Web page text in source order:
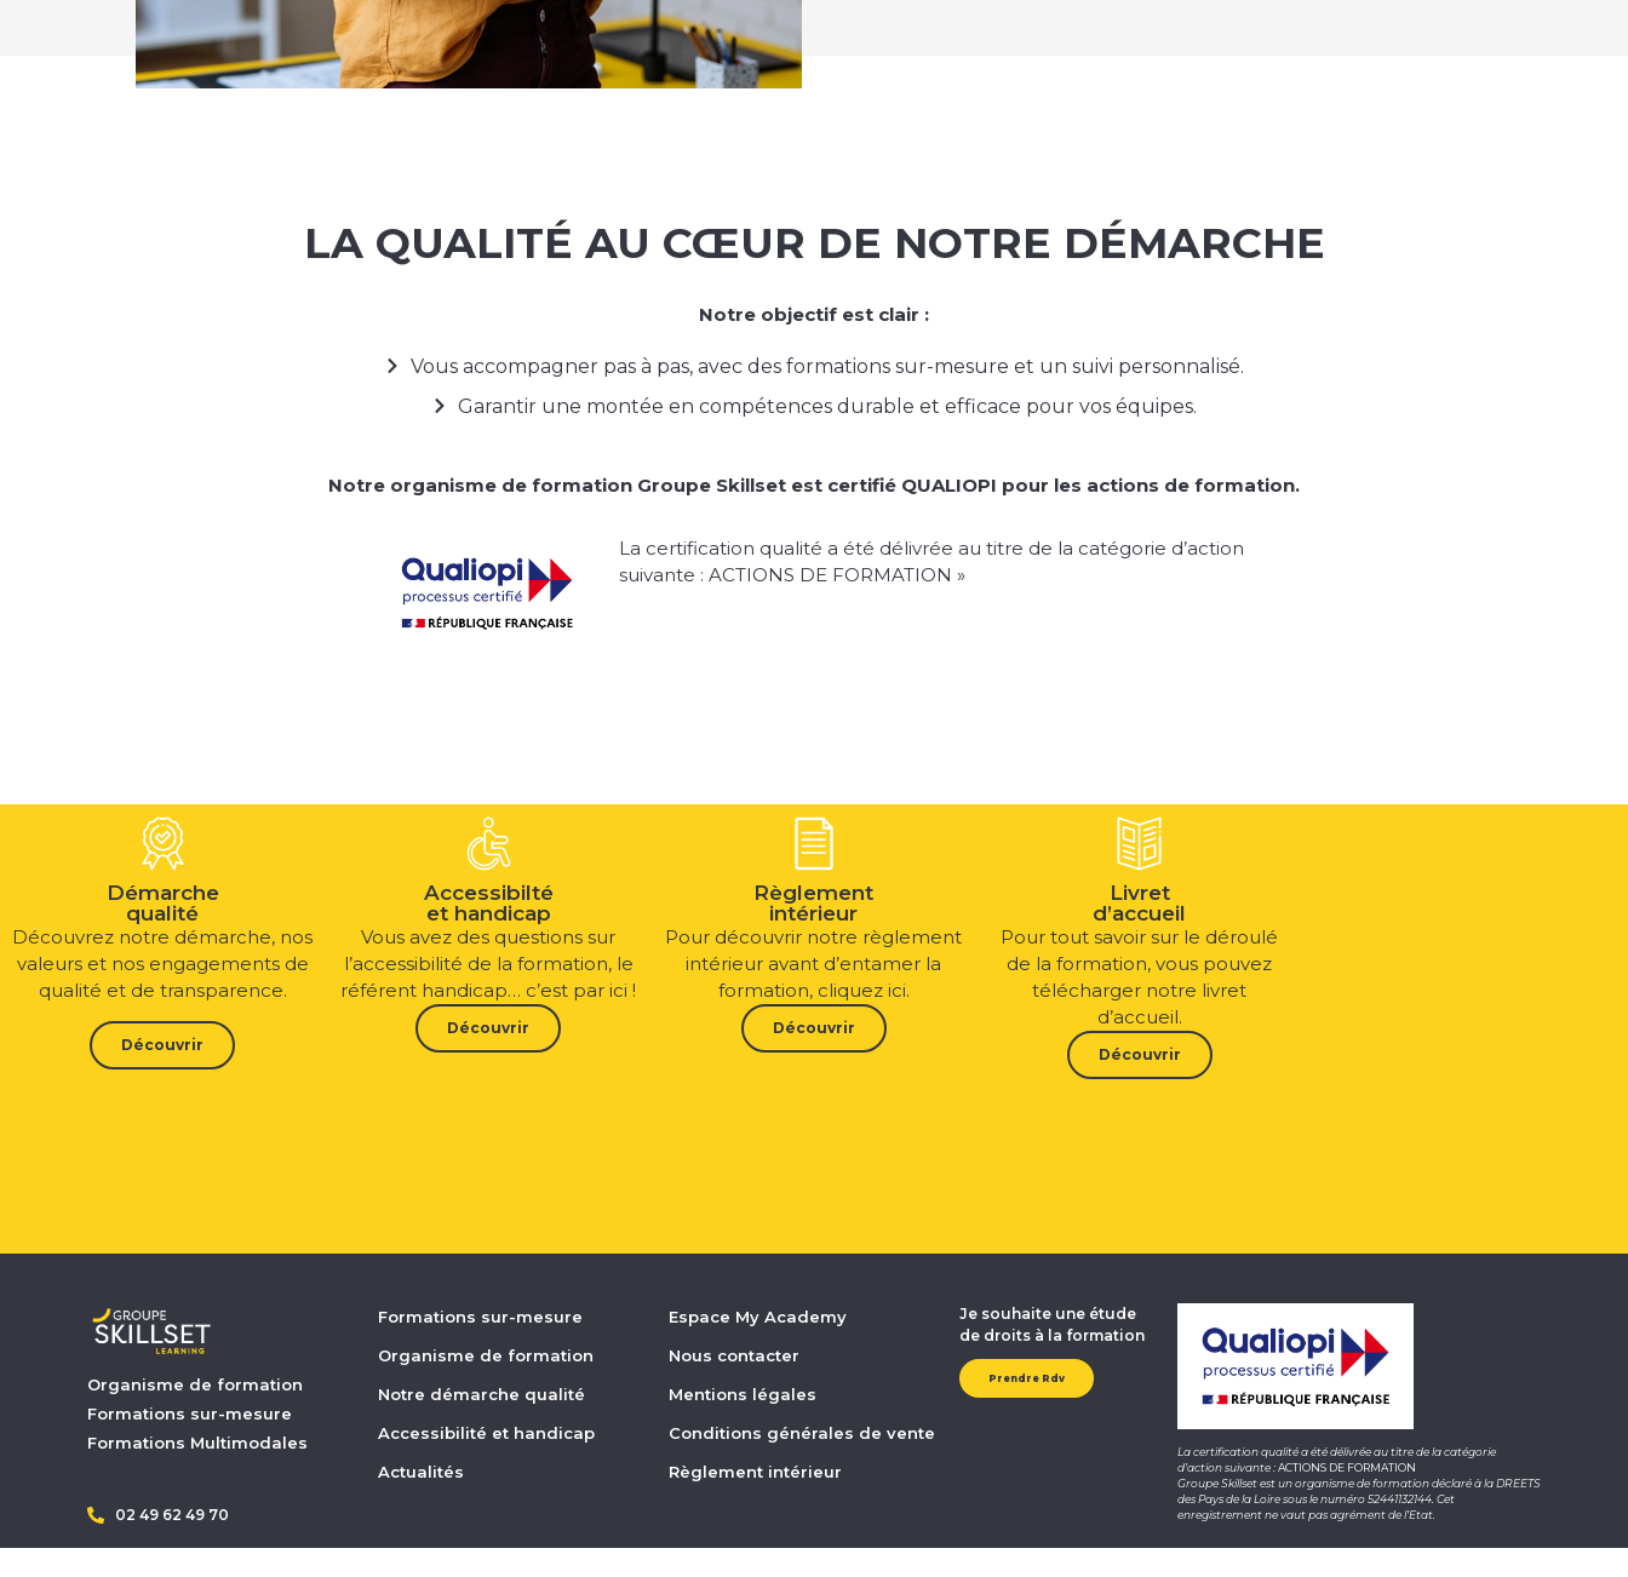
LA QUALITÉ AU CŒUR DE NOTRE DÉMARCHE
Notre objectif est clair :
Vous accompagner pas à pas, avec des formations sur-mesure et un suivi personnalisé.
Garantir une montée en compétences durable et efficace pour vos équipes.
Notre organisme de formation Groupe Skillset est certifié QUALIOPI pour les actions de formation.
La certification qualité a été délivrée au titre de la catégorie d’action
suivante : ACTIONS DE FORMATION »
Démarche
qualité
Découvrez notre démarche, nos
valeurs et nos engagements de
qualité et de transparence.
Découvrir
Accessibilté
et handicap
Vous avez des questions sur
l’accessibilité de la formation, le
référent handicap… c’est par ici !
Découvrir
Règlement
intérieur
Pour découvrir notre règlement
intérieur avant d’entamer la
formation, cliquez ici.
Découvrir
Livret
d’accueil
Pour tout savoir sur le déroulé
de la formation, vous pouvez
télécharger notre livret
d’accueil.
Découvrir
Organisme de formation
Formations sur-mesure
Formations Multimodales
02 49 62 49 70
Formations sur-mesure
Organisme de formation
Notre démarche qualité
Accessibilité et handicap
Actualités
Espace My Academy
Nous contacter
Mentions légales
Conditions générales de vente
Règlement intérieur
Je souhaite une étude
de droits à la formation
Prendre Rdv
La certification qualité a été délivrée au titre de la catégorie
d’action suivante :ACTIONS DE FORMATION
Groupe Skillset est un organisme de formation déclaré à la DREETS
des Pays de la Loire sous le numéro 52441132144. Cet
enregistrement ne vaut pas agrément de l’Etat.